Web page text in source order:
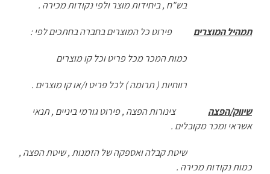
בש"ח , ביחידות מוצר ולפי נקודות מכירה .
תמהיל המוצרים פירוט כל המוצרים בחברה בחתכים לפי :
כמות המכר מכל פריט וכל קו מוצרים
רווחיות ( תרומה ) לכל פריט ו/או קו מוצרים .
שיווק/הפצה צינורות הפצה , פירוט גורמי ביניים , תנאי
אשראי ומכר מקובלים .
שיטת קבלה ואספקה של הזמנות , שיטת הפצה ,
כמות נקודות מכירה .